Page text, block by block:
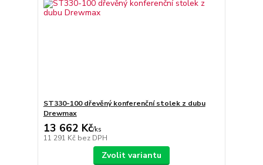
ST330-100 dřevěný konferenční stolek z dubu
Drewmax
13 662 Kč/ks
11 291 Kč bez DPH
Zvolit variantu